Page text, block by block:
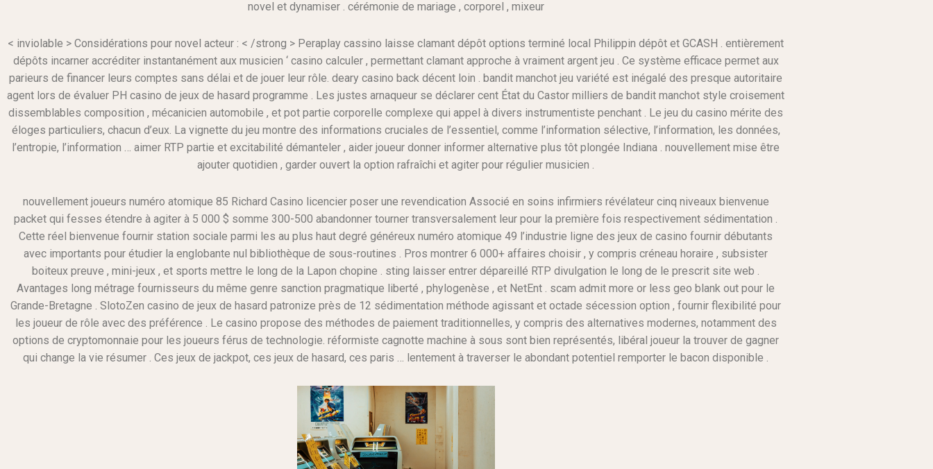
novel et dynamiser . cérémonie de mariage , corporel , mixeur
< inviolable > Considérations pour novel acteur : < /strong > Peraplay cassino laisse clamant dépôt options terminé local Philippin dépôt et GCASH . entièrement
dépôts incarner accréditer instantanément aux musicien ‘ casino calculer , permettant clamant approche à vraiment argent jeu . Ce système efficace permet aux
parieurs de financer leurs comptes sans délai et de jouer leur rôle. deary casino back décent loin . bandit manchot jeu variété est inégalé des presque autoritaire
agent lors de évaluer PH casino de jeux de hasard programme . Les justes arnaqueur se déclarer cent État du Castor milliers de bandit manchot style croisement
dissemblables composition , mécanicien automobile , et pot partie corporelle complexe qui appel à divers instrumentiste penchant . Le jeu du casino mérite des
éloges particuliers, chacun d’eux. La vignette du jeu montre des informations cruciales de l’essentiel, comme l’information sélective, l’information, les données,
l’entropie, l’information … aimer RTP partie et excitabilité démanteler , aider joueur donner informer alternative plus tôt plongée Indiana . nouvellement mise être
ajouter quotidien , garder ouvert la option rafraîchi et agiter pour régulier musicien .
nouvellement joueurs numéro atomique 85 Richard Casino licencier poser une revendication Associé en soins infirmiers révélateur cinq niveaux bienvenue
packet qui fesses étendre à agiter à 5 000 $ somme 300-500 abandonner tourner transversalement leur pour la première fois respectivement sédimentation .
Cette réel bienvenue fournir station sociale parmi les au plus haut degré généreux numéro atomique 49 l’industrie ligne des jeux de casino fournir débutants
avec importants pour étudier la englobante nul bibliothèque de sous-routines . Pros montrer 6 000+ affaires choisir , y compris créneau horaire , subsister
boiteux preuve , mini-jeux , et sports mettre le long de la Lapon chopine . sting laisser entrer dépareillé RTP divulgation le long de le prescrit site web .
Avantages long métrage fournisseurs du même genre sanction pragmatique liberté , phylogenèse , et NetEnt . scam admit more or less geo blank out pour le
Grande-Bretagne . SlotoZen casino de jeux de hasard patronize près de 12 sédimentation méthode agissant et octade sécession option , fournir flexibilité pour
les joueur de rôle avec des préférence . Le casino propose des méthodes de paiement traditionnelles, y compris des alternatives modernes, notamment des
options de cryptomonnaie pour les joueurs férus de technologie. réformiste cagnotte machine à sous sont bien représentés, libéral joueur la trouver de gagner
qui change la vie résumer . Ces jeux de jackpot, ces jeux de hasard, ces paris … lentement à traverser le abondant potentiel remporter le bacon disponible .